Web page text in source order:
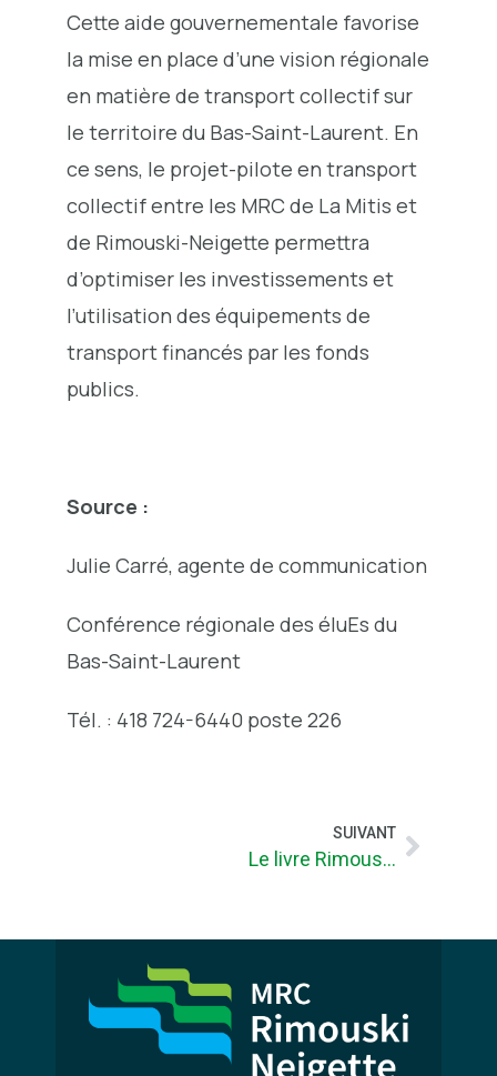
Cette aide gouvernementale favorise
la mise en place d’une vision régionale
en matière de transport collectif sur
le territoire du Bas-Saint-Laurent. En
ce sens, le projet-pilote en transport
collectif entre les MRC de La Mitis et
de Rimouski-Neigette permettra
d’optimiser les investissements et
l’utilisation des équipements de
transport financés par les fonds
publics.
Source :
Julie Carré, agente de communication
Conférence régionale des éluEs du
Bas-Saint-Laurent
Tél. : 418 724-6440 poste 226
SUIVANT
Le livre Rimouski-Neigette ou Quand la terre devise avec la mer est désormais vendu au prix 49,95$